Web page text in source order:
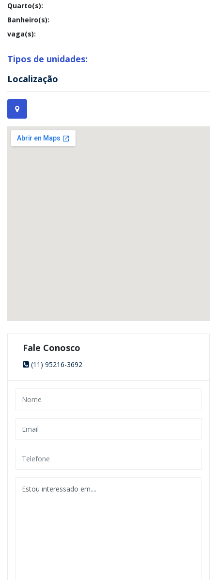
Quarto(s):
Banheiro(s):
vaga(s):
Tipos de unidades:
Localização
Fale Conosco
(11) 95216-3692